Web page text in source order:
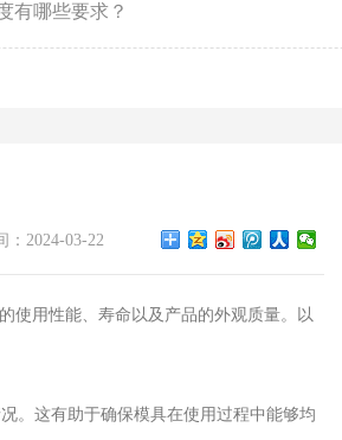
有哪些要求？
：2024-03-22
使用性能、寿命以及产品的外观质量。以
。这有助于确保模具在使用过程中能够均